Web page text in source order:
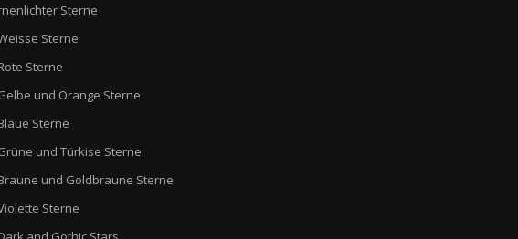
Sterne
Sterne
Sterne
und Orange Sterne
Sterne
und Türkise Sterne
und Goldbraune Sterne
Sterne